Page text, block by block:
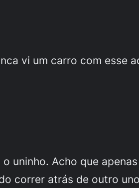
vi um carro com esse
uninho. Acho que
correr atrás de outro